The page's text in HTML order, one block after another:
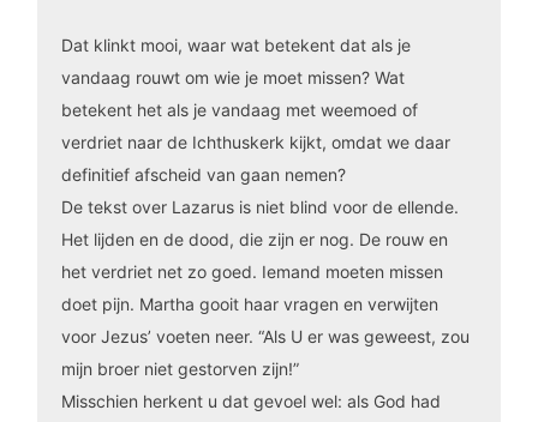
Dat klinkt mooi, waar wat betekent dat als je
vandaag rouwt om wie je moet missen? Wat
betekent het als je vandaag met weemoed of
verdriet naar de Ichthuskerk kijkt, omdat we daar
definitief afscheid van gaan nemen?
De tekst over Lazarus is niet blind voor de ellende.
Het lijden en de dood, die zijn er nog. De rouw en
het verdriet net zo goed. Iemand moeten missen
doet pijn. Martha gooit haar vragen en verwijten
voor Jezus’ voeten neer. “Als U er was geweest, zou
mijn broer niet gestorven zijn!”
Misschien herkent u dat gevoel wel: als God had